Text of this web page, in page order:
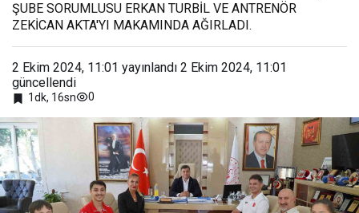
ŞUBE SORUMLUSU ERKAN TURBİL VE ANTRENÖR
ZEKİCAN AKTA'YI MAKAMINDA AĞIRLADI.
2 Ekim 2024, 11:01 yayınlandı 2 Ekim 2024, 11:01
güncellendi
1dk, 16sn 0